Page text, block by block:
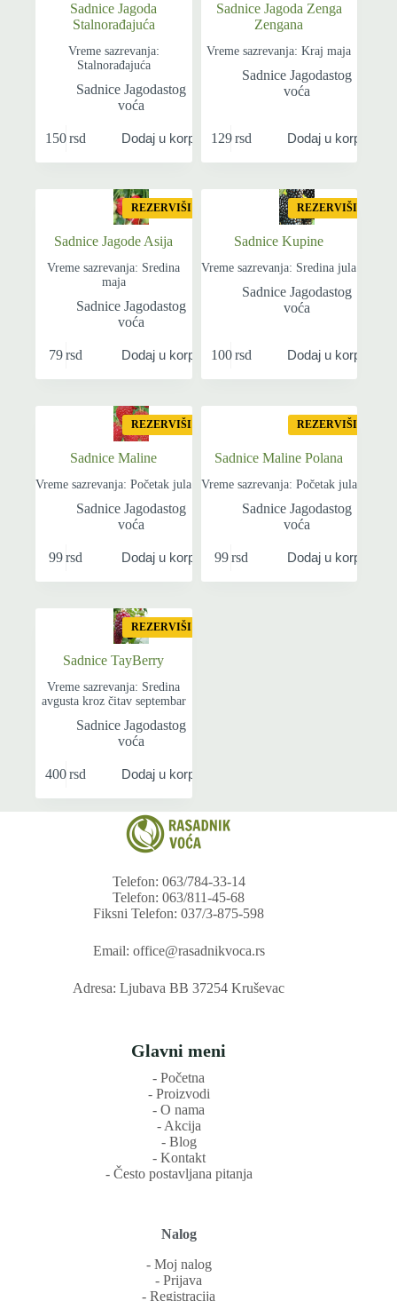
Sadnice Jagoda
Stalnorađajuća
Vreme sazrevanja:
Stalnorađajuća
Sadnice Jagodastog
voća
150rsd Dodaj u korpu
Sadnice Jagoda Zenga
Zengana
Vreme sazrevanja: Kraj maja
Sadnice Jagodastog
voća
129rsd Dodaj u korpu
REZERVIŠI
Sadnice Jagode Asija
Vreme sazrevanja: Sredina
maja
Sadnice Jagodastog
voća
79rsd Dodaj u korpu
REZERVIŠI
Sadnice Kupine
Vreme sazrevanja: Sredina jula
Sadnice Jagodastog
voća
100rsd Dodaj u korpu
REZERVIŠI
Sadnice Maline
Vreme sazrevanja: Početak jula
Sadnice Jagodastog
voća
99rsd Dodaj u korpu
REZERVIŠI
Sadnice Maline Polana
Vreme sazrevanja: Početak jula
Sadnice Jagodastog
voća
99rsd Dodaj u korpu
REZERVIŠI
Sadnice TayBerry
Vreme sazrevanja: Sredina
avgusta kroz čitav septembar
Sadnice Jagodastog
voća
400rsd Dodaj u korpu
Telefon: 063/784-33-14
Telefon: 063/811-45-68
Fiksni Telefon: 037/3-875-598
Email: office@rasadnikvoca.rs
Adresa: Ljubava BB 37254 Kruševac
Glavni meni
‐ Početna
‐ Proizvodi
‐ O nama
‐ Akcija
‐ Blog
‐ Kontakt
‐ Često postavljana pitanja
Nalog
‐ Moj nalog
‐ Prijava
‐ Registracija